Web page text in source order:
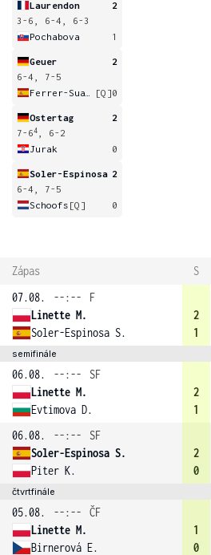
Laurendon
2
3-6, 6-4, 6-3
Pochabova
1
Geuer
2
6-4, 7-5
[Q]0
Ostertag
2
7-64
, 6-2
Jurak
0
Soler-Espinosa 2
6-4, 7-5
Schoofs [Q] 0
Zápas S
07.08.
--:--
F
Linette M.
Soler-Espinosa S.
2
1
semifinále
06.08. --:--
SF
Linette M.
Evtimova D.
2
1
06.08.
--:--
SF
Soler-Espinosa S.
Piter K.
2
0
čtvrtfinále
05.08. --:--
ČF
Linette M.
Birnerová E.
1
0